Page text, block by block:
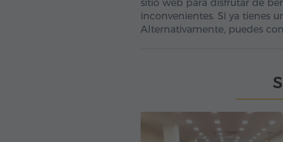
sitio web para disfrutar de
inconvenientes. Si ya tienes
Alternativamente, puedes